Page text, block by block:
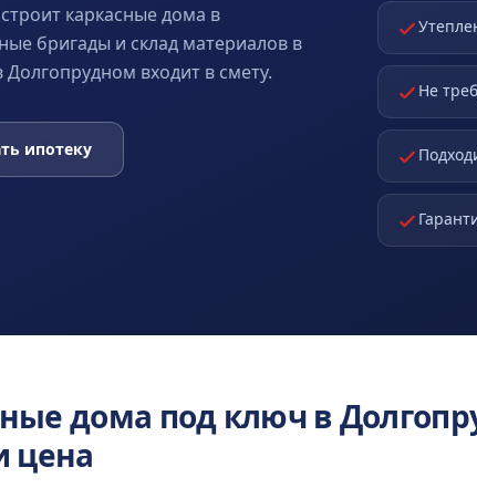
каркасные дома в
бригады и склад материалов в
входит в смету.
ипотеку
Не
дома под ключ в
цена